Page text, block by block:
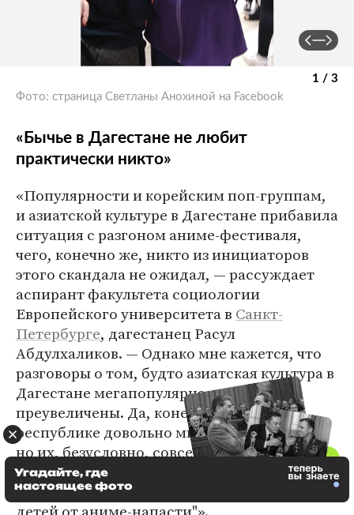
1 / 3
Фото: страница Светланы Анохиной на Facebook
«Бычье в Дагестане не любит
практически никто»
«Популярности и корейским поп-группам,
и азиатской культуре в Дагестане прибавила
ситуация с разгоном аниме-фестиваля,
чего, конечно же, никто из инициаторов
этого скандала не ожидал, — рассуждает
аспирант факультета социологии
Европейского университета в Санкт-
Петербурге, дагестанец Расул
Абдулхаликов. — Однако мне кажется, что
разговоры о том, будто азиатская культура в
Дагестане мегапопулярна, весьма
преувеличены. Да, конечно, у нее в
республике довольно много поклонников,
но их, безусловно, совсем не столько,
сколько пишут в своих постах ее хейтеры,
призывающие "спасать мусульманских
Угадайте, где
настоящее фото